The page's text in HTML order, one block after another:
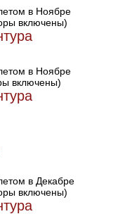
в Ноябре
включены)
в Ноябре
включены)
в Декабре
включены)